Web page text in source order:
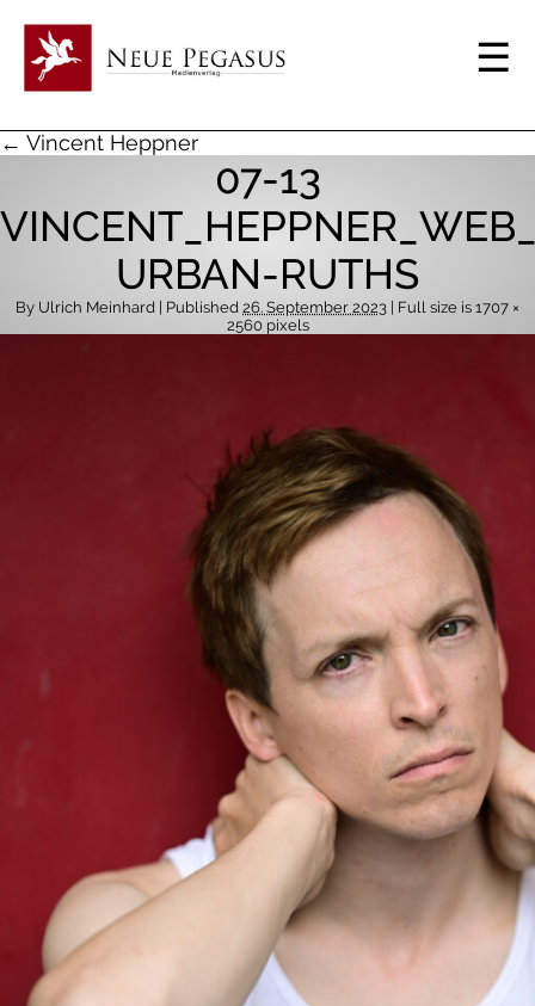
← Vincent Heppner
07-13
URBAN-RUTHS
By Ulrich Meinhard | Published 26. September 2023 | Full size is 1707 ×
2560pixels